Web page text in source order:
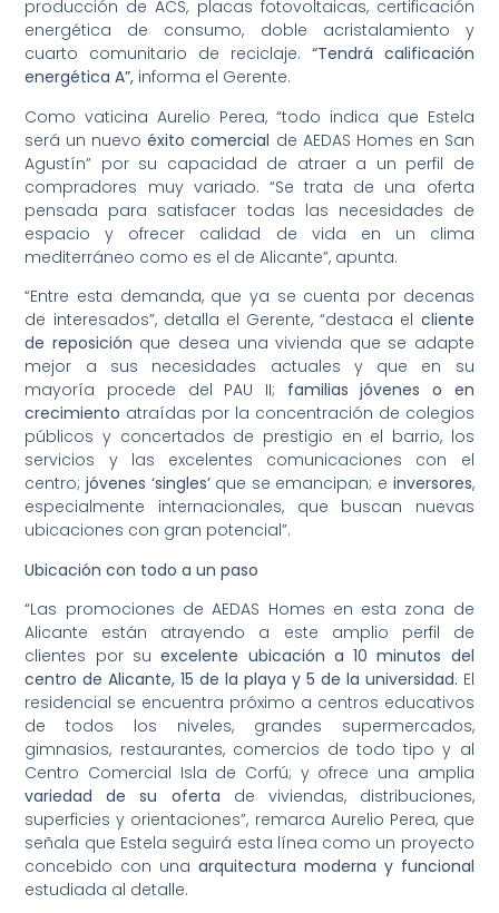
producción de ACS, placas fotovoltaicas, certificación
energética de consumo, doble acristalamiento y
cuarto comunitario de reciclaje. “Tendrá calificación
energética A”, informa el Gerente.
Como vaticina Aurelio Perea, “todo indica que Estela
será un nuevoéxito comercial de AEDAS Homes en San
Agustín” por su capacidad de atraer a un perfil de
compradores muy variado. “Se trata de una oferta
pensada para satisfacer todas las necesidades de
espacio y ofrecer calidad de vida en un clima
mediterráneo como es el de Alicante”, apunta.
“Entre esta demanda, que ya se cuenta por decenas
de interesados”, detalla el Gerente, “destaca el cliente
de reposición que desea una vivienda que se adapte
mejor a sus necesidades actuales y que en su
mayoría procede del PAU II; familias jóvenes o en
crecimiento atraídas por la concentración de colegios
públicos y concertados de prestigio en el barrio, los
servicios y las excelentes comunicaciones con el
centro; jóvenes ‘singles’que se emancipan; e inversores,
especialmente internacionales, que buscan nuevas
ubicaciones con gran potencial”.
Ubicación con todo a un paso
“Las promociones de AEDAS Homes en esta zona de
Alicante están atrayendo a este amplio perfil de
clientes por suexcelente ubicación a 10 minutos del
centro de Alicante, 15 de la playa y 5 de la universidad. El
residencial se encuentra próximo a centros educativos
de todos los niveles, grandes supermercados,
gimnasios, restaurantes, comercios de todo tipo y al
Centro Comercial Isla de Corfú; y ofrece una amplia
variedad de su oferta de viviendas, distribuciones,
superficies y orientaciones”, remarca Aurelio Perea, que
señala que Estela seguirá esta línea como un proyecto
concebido con una arquitectura moderna y funcional
estudiada al detalle.